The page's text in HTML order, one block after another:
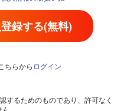
録する(無料)
ちらから ログイン
するためのものであり、許可なく
。